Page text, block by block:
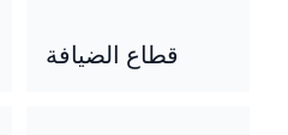
قطاع الضيافة